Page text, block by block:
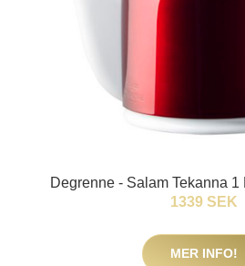
Degrenne - Salam Tekanna 1
1339 SEK
MER INFO!